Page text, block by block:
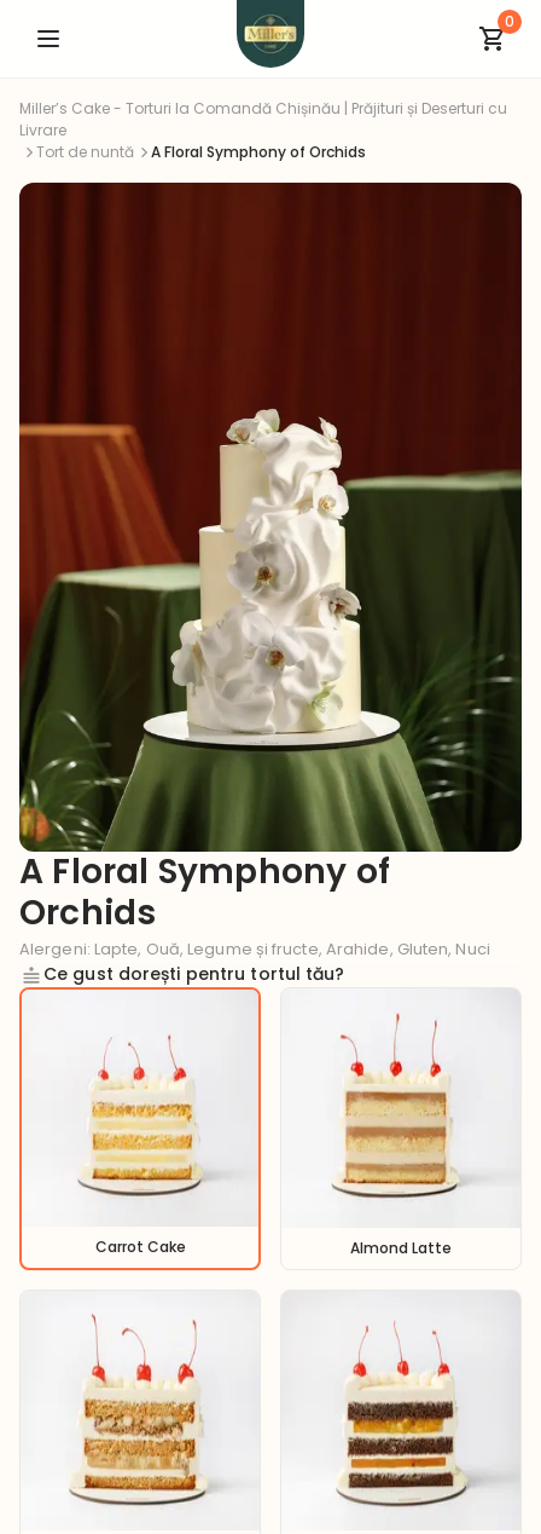
0
Miller’s Cake - Torturi la Comandă Chișinău | Prăjituri și Deserturi cu
Livrare
Tort de nuntă
A Floral Symphony of Orchids
A Floral Symphony of
Orchids
Alergeni: Lapte, Ouă, Legume și fructe, Arahide, Gluten, Nuci
Ce gust dorești pentru tortul tău?
Carrot Cake Almond Latte